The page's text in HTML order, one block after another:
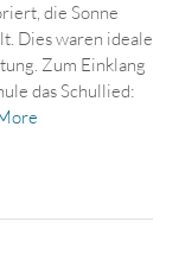
die Sonne
Dies waren ideale
Zum Einklang
das Schullied: